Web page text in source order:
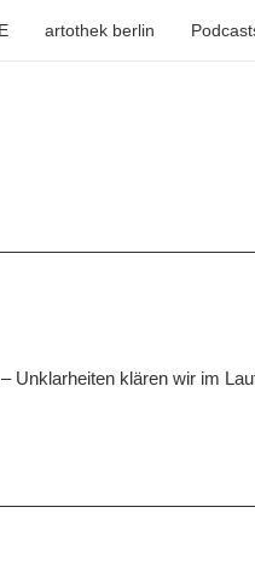
artothek berlin
Unklarheiten klären wir im